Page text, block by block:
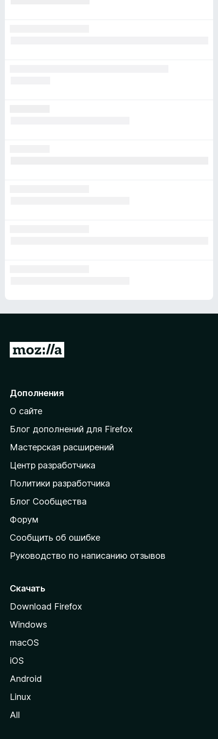
П
е
й
т
и
а
д
о
а
ш
н
ю
т
а
н
у
M
i
Дополнения
О сайте
Блог дополнений для Firefox
Мастерская расширений
Центр разработчика
Политики разработчика
Блог Сообщества
Форум
Сообщить об ошибке
Руководство по написанию отзывов
Скачать
Download Firefox
Windows
macOS
iOS
Android
Linux
All